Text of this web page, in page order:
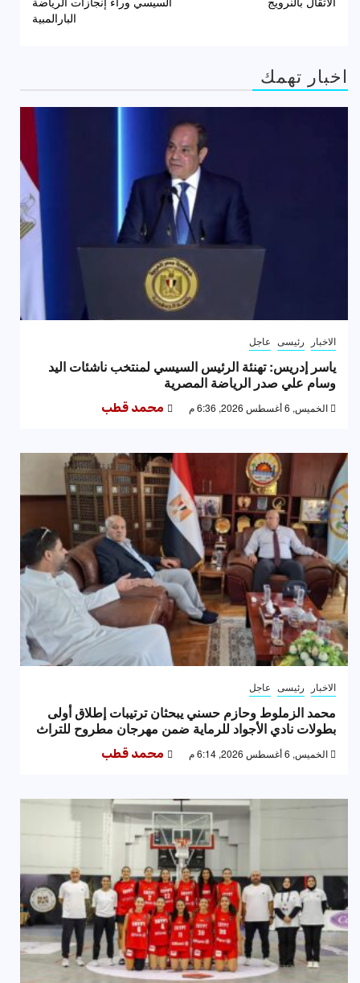
البارالمبية
اخبار تهمك
الاخبار رئيسى عاجل
ياسر إدريس: تهنئة الرئيس السيسي لمنتخب ناشئات اليد
وسام علي صدر الرياضة المصرية
الخميس, 6 أغسطس 2026, 6:36 م محمد قطب
الاخبار رئيسى عاجل
محمد الزملوط وحازم حسني يبحثان ترتيبات إطلاق أولى
بطولات نادي الأجواد للرماية ضمن مهرجان مطروح للتراث
الخميس, 6 أغسطس 2026, 6:14 م محمد قطب